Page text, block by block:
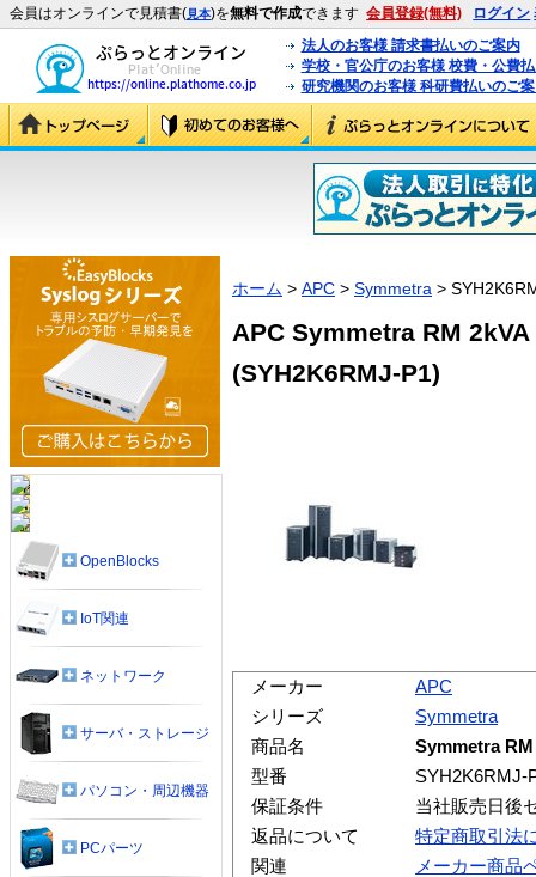
会員はオンラインで見積書(見本)を無料で作成できます 会員登録(無料) ログイン
法人のお客様 請求書払いのご案内
学校・官公庁のお客様 校費・公費
研究機関のお客様 科研費払いのご
ホーム > APC > Symmetra >
APC Symmetra RM
(SYH2K6RMJ-P1)
メーカー
APC
シリーズ
Symmetra
商品名
Symmetra
型番
SYH2K6RMJ-
保証条件
当社販売日後
返品について
特定商取引法
関連
メーカー商品
OpenBlocks
IoT関連
ネットワーク
サーバ・ストレージ
パソコン・周辺機器
PCパーツ